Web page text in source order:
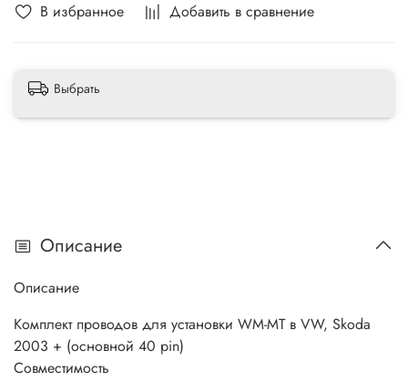
В избранное Добавить в сравнение
Выбрать
Описание
Описание
Комплект проводов для установки WM-MT в VW, Skoda
2003 + (основной 40 pin)
Совместимость